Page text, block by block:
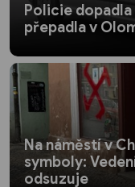
Policie
přepadla v
Na náměstí v
symboly:
odsuzuje